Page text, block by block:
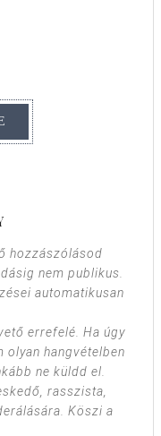
hozzászólásod
nem publikus.
automatikusan
errefelé. Ha úgy
olyan hangvételben
ne küldd el.
rasszista,
Köszi a